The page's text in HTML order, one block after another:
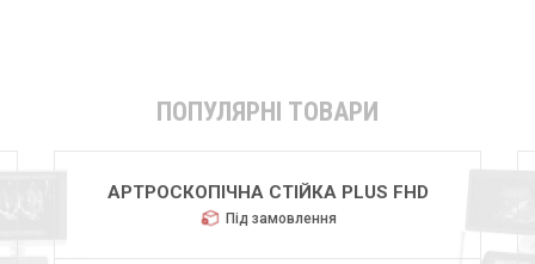
ПОПУЛЯРНІ ТОВАРИ
АРТРОСКОПІЧНА СТІЙКА PLUS FHD
Під замовлення